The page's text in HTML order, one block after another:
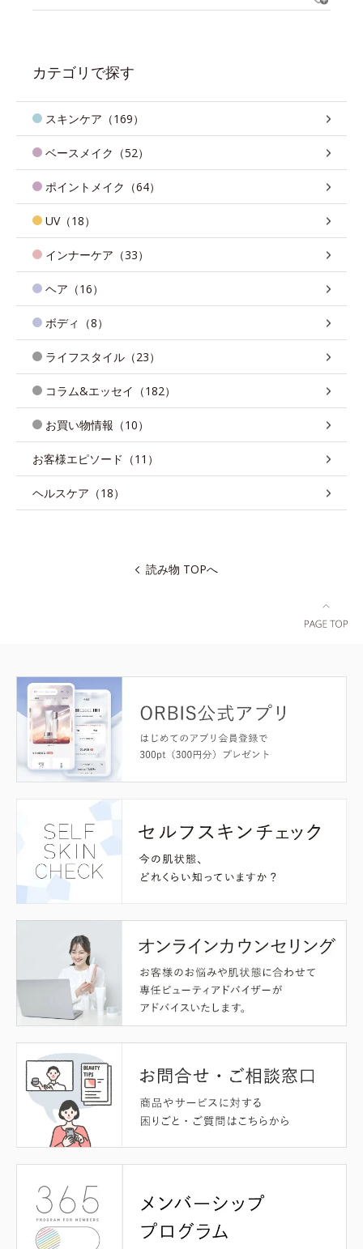
カテゴリで探す
スキンケア（169）
ベースメイク（52）
ポイントメイク（64）
UV（18）
インナーケア（33）
ヘア（16）
ボディ（8）
ライフスタイル（23）
コラム&エッセイ（182）
お買い物情報（10）
お客様エピソード（11）
ヘルスケア（18）
読み物 TOPへ